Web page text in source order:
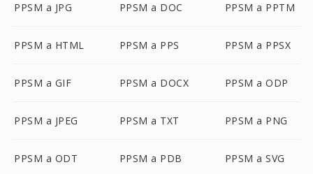
PPSM a JPG PPSM a DOC PPSM a PPTM
PPSM a HTML PPSM a PPS PPSM a PPSX
PPSM a GIF PPSM a DOCX PPSM a ODP
PPSM a JPEG PPSM a TXT PPSM a PNG
PPSM a ODT PPSM a PDB PPSM a SVG